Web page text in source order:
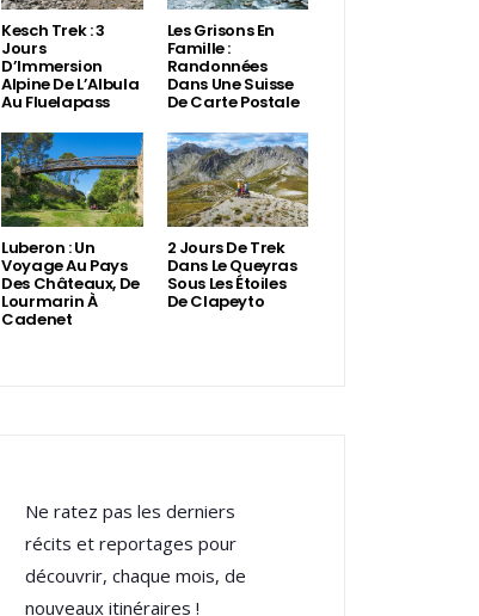
Kesch Trek : 3
Jours
D’Immersion
Alpine De L’Albula
Au Fluelapass
Les Grisons En
Famille :
Randonnées
Dans Une Suisse
De Carte Postale
Luberon : Un
Voyage Au Pays
Des Châteaux, De
Lourmarin À
Cadenet
2 Jours De Trek
Dans Le Queyras
Sous Les Étoiles
De Clapeyto
Ne ratez pas les derniers
récits et reportages pour
découvrir, chaque mois, de
nouveaux itinéraires !